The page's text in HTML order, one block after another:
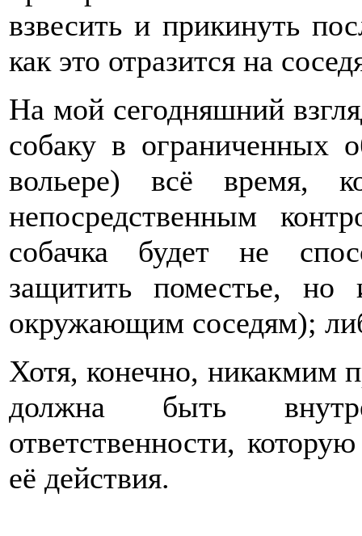
взвесить и прикинуть
как это отразится на
На мой сегодняшний
собаку в ограниченных
вольере) всё время,
непосредственным
собачка будет не
защитить поместье,
окружающим соседям);
Хотя, конечно, никакмим
должна быть
ответственности,
её действия.